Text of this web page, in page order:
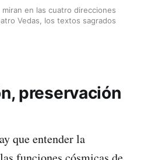
en las cuatro direcciones
Vedas, los textos sagrados
preservación
que entender la